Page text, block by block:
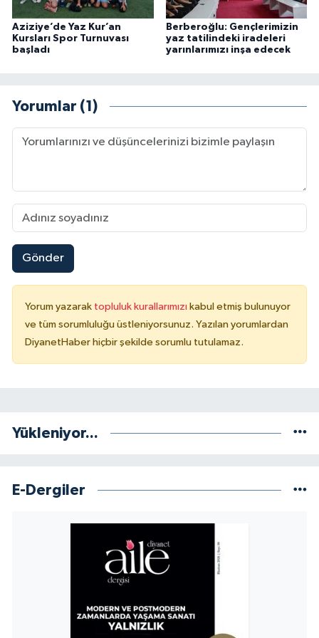
Aziziye’de Yaz Kur’an
Kursları Spor Turnuvası
başladı
Berberoğlu: Gençlerimizin
yaz tatilindeki iradeleri
yarınlarımızı inşa edecek
Yorumlar (1)
Gönder
Yorum yazarak topluluk kurallarımızı kabul etmiş bulunuyor
ve tüm sorumluluğu üstleniyorsunuz. Yazılan yorumlardan
DiyanetHaber hiçbir şekilde sorumlu tutulamaz.
Yükleniyor...
E-Dergiler
Konya Müftülüğü
Malatya Müftülüğü
Manisa Müftülüğü
Muğla Müftülüğü
Muş Müftülüğü
Nevşehir Müftülüğü
Osmaniye Müftülüğü
Sakarya Müftülüğü
Siirt Müftülüğü
Sinop Müftülüğü